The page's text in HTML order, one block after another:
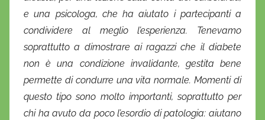
e una psicologa, che ha aiutato i partecipanti a
condividere al meglio l’esperienza. Tenevamo
soprattutto a dimostrare ai ragazzi che il diabete
non è una condizione invalidante, gestita bene
permette di condurre una vita normale. Momenti di
questo tipo sono molto importanti, soprattutto per
chi ha avuto da poco l’esordio di patologia: aiutano